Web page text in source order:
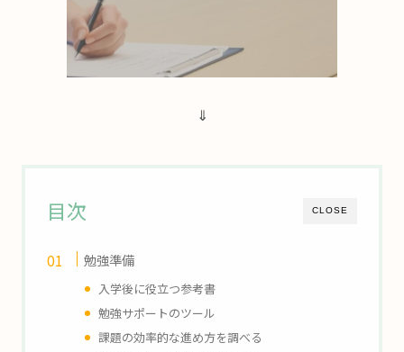
⇓
CLOSE
目次
勉強準備
入学後に役立つ参考書
勉強サポートのツール
課題の効率的な進め方を調べる